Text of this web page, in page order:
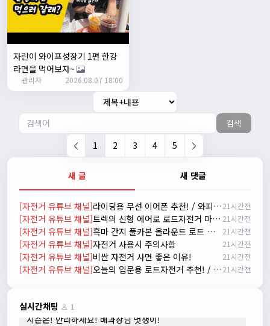
새 글 새 댓글
[자전거 유튜브 채널] 라이딩용 무선 이어폰 추천! / 와피크 RS3 리뷰21시간전
[자전거 유튜브 채널] 트렉의 신형 에어로 로드자전거 마돈 SLR 9 실물 리뷰 21시간전
[자전거 유튜브 채널] 흑마 간지 풀카본 올라운드 로드 자전거 가성비 2021 메리다 스컬트라 4000/105구동계 유압식 디스크 브레이크 21시간전
[자전거 유튜브 채널]자전거 사용시 주의사항 21시간전
[자전거 유튜브 채널]비싼 자전거 사면 좋은 이유! 21시간전
[자전거 유튜브 채널] 오늘의 입문용 로드자전거 추천! / 자바 라피다21시간전
실시간채팅 1
자출조아15:14:23
시즌온 하신 분들 모두 안라하세요~~
시즌온이랑 안라가 몬가요?
진우01:50:08
시즌온은 시즌이 시작됬다는거고 안라는 안전한 라이딩으로
자출조아
2/20/2025
시즌이 곧 다가오네요 ^^ 모두 안전한 라이딩 하시기 바랍니
다
2/22/2025
자출조아18:44:23
넵!! 잔차나라도 시즌온과 함께 바쁜 하루하루 보내세요~~
3/1/2025
자출조아08:54:33
수도권은 3.1절 연휴 비소식...ㅠ ㅠ
JIWOON23:26:13
시즌온! 안라하세요! 배과장님 멋쟁이!
자린이 와이프성장기 1편 한강
라면을 먹어보자~
관리자 2026.08.07 18:00
검색
1
2 3 4 5